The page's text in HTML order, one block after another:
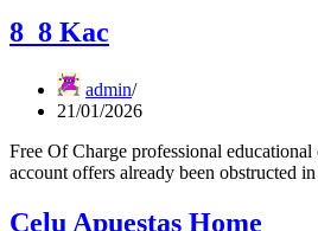
8_8 Kac
admin
21/01/2026
Free Of Charge professional
account offers already been obstructed
Celu Apuestas Home